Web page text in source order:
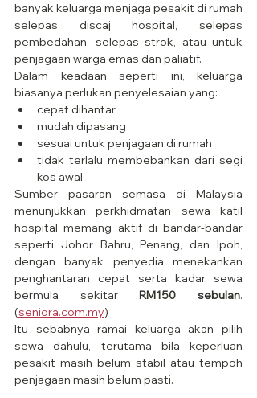
banyak keluarga menjaga pesakit di rumah
selepas discaj hospital, selepas
pembedahan, selepas strok, atau untuk
penjagaan warga emas dan paliatif.
Dalam keadaan seperti ini, keluarga
biasanya perlukan penyelesaian yang:
cepat dihantar
mudah dipasang
sesuai untuk penjagaan di rumah
tidak terlalu membebankan dari segi
kos awal
Sumber pasaran semasa di Malaysia
menunjukkan perkhidmatan sewa katil
hospital memang aktif di bandar-bandar
seperti Johor Bahru, Penang, dan Ipoh,
dengan banyak penyedia menekankan
penghantaran cepat serta kadar sewa
bermula sekitar RM150 sebulan.
(seniora.com.my)
Itu sebabnya ramai keluarga akan pilih
sewa dahulu, terutama bila keperluan
pesakit masih belum stabil atau tempoh
penjagaan masih belum pasti.